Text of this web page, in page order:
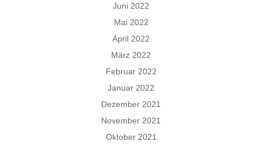
Juni 2022
Mai 2022
April 2022
März 2022
Februar 2022
Januar 2022
Dezember 2021
November 2021
Oktober 2021